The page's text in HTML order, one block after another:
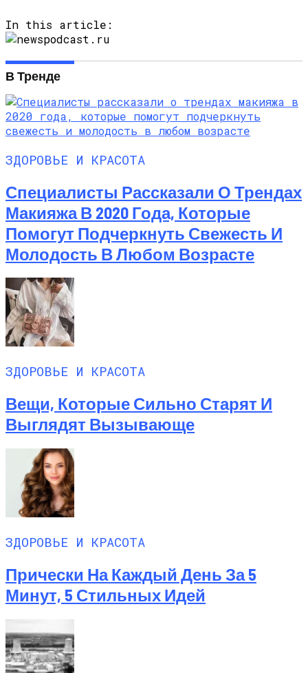
In this article:
В Тренде
ЗДОРОВЬЕ И КРАСОТА
Специалисты Рассказали О Трендах
Макияжа В 2020 Года, Которые
Помогут Подчеркнуть Свежесть И
Молодость В Любом Возрасте
ЗДОРОВЬЕ И КРАСОТА
Вещи, Которые Сильно Старят И
Выглядят Вызывающе
ЗДОРОВЬЕ И КРАСОТА
Прически На Каждый День За 5
Минут, 5 Стильных Идей